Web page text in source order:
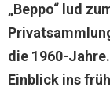
„Beppo“ lud
die 1960-
Einblick ins